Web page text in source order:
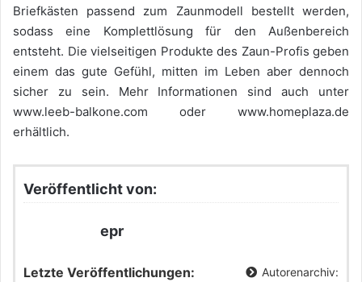
Briefkästen passend zum Zaunmodell bestellt werden,
sodass eine Komplettlösung für den Außenbereich
entsteht. Die vielseitigen Produkte des Zaun-Profis geben
einem das gute Gefühl, mitten im Leben aber dennoch
sicher zu sein. Mehr Informationen sind auch unter
www.leeb-balkone.com oder www.homeplaza.de
erhältlich.
Veröffentlicht von:
epr
Letzte Veröffentlichungen: Autorenarchiv: